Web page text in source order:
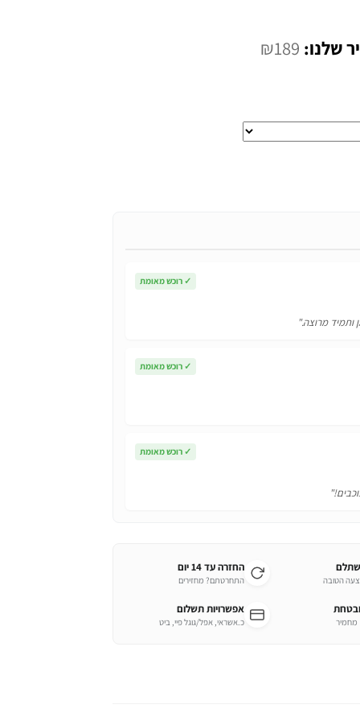
₪189 המחיר
₪189.
✓ רוכש מאומת
ותמיד מרוצה."
✓ רוכש מאומת
✓ רוכש מאומת
הטובה
החזרה עד 14 יום
התחרטתם? מחזירים
אפשרויות תשלום
כ.אשראי, אפל/גוגל פיי, ביט